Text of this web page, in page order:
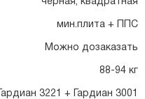
мин.плита + ППС
Можно дозаказать
88-94 кг
Гардиан 3221 + Гардиан 3001